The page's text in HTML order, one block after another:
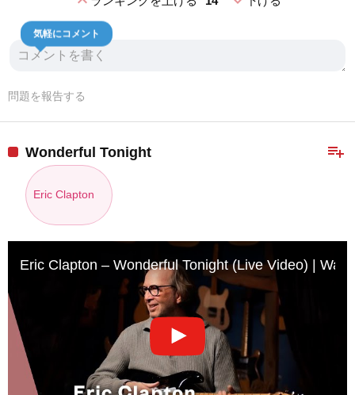
気軽にコメント
問題を報告する
playlist_add
Wonderful Tonight
Eric Clapton
Eric Clapton – Wonderful Tonight (Live Video) |